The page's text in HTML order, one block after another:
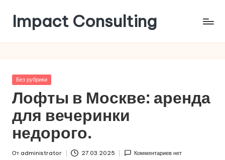
Перейти
содержимому
Impact Consulting
области
практик
проведения
мероприятий
Опубликовано
Без рубрики
Лофты в Москве: аренда
для вечеринки
недорого.
От administrator 27.03.2025 Комментариев нет